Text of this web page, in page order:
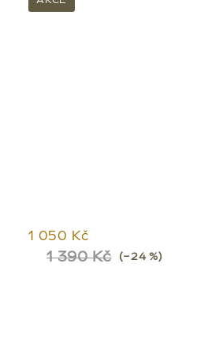
1 050 Kč
1 390 Kč (–24 %)